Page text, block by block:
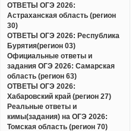
ОТВЕТЫ ОГЭ 2026:
Астраханская область (регион
30)
ОТВЕТЫ ОГЭ 2026: Республика
Бурятия(регион 03)
Официальные ответы и
задания ОГЭ 2026: Самарская
область (регион 63)
ОТВЕТЫ ОГЭ 2026:
Хабаровский край (регион 27)
Реальные ответы и
кимы(задания) на ОГЭ 2026:
Томская область (регион 70)